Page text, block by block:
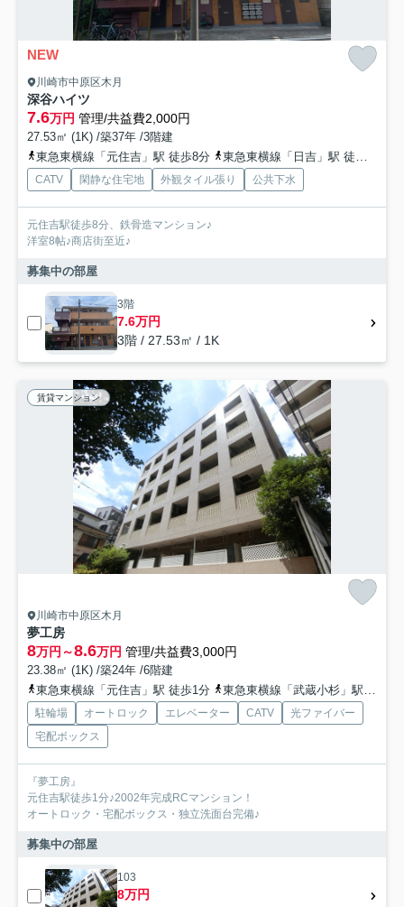
NEW
川崎市中原区木月
深谷ハイツ
7.6万円 管理/共益費2,000円
27.53㎡ (1K) /築37年 /3階建
東急東横線「元住吉」駅 徒歩8分
東急東横線「日吉」駅 徒歩13分
CATV 閑静な住宅地 外観タイル張り 公共下水
元住吉駅徒歩8分、鉄骨造マンション♪
洋室8帖♪商店街至近♪
募集中の部屋
3階
7.6万円
3階 / 27.53㎡ / 1K
賃貸マンション
川崎市中原区木月
夢工房
8万円～8.6万円 管理/共益費3,000円
23.38㎡ (1K) /築24年 /6階建
東急東横線「元住吉」駅 徒歩1分
東急東横線「武蔵小杉」駅 徒歩16分
駐輪場 オートロック エレベーター CATV
光ファイバー
宅配ボックス
『夢工房』
元住吉駅徒歩1分♪2002年完成RCマンション！
オートロック・宅配ボックス・独立洗面台完備♪
募集中の部屋
103
8万円